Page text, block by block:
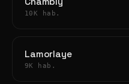
10K hab.
Lamorlaye
9K hab.